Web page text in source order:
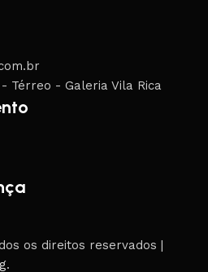
Térreo - Galeria Vila Rica
os direitos reservados |
.